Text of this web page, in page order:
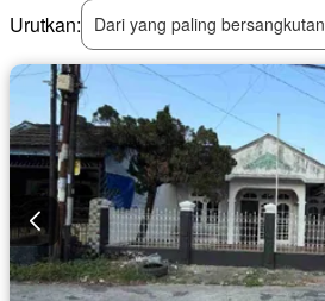
Urutkan:
Dari yang paling bersangkutan